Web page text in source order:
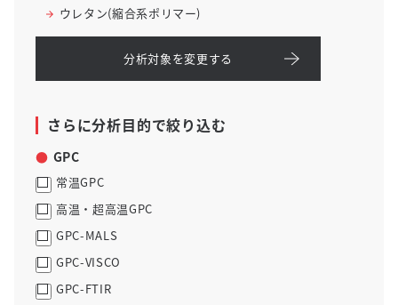
ウレタン(縮合系ポリマー)
分析対象を変更する
さらに分析目的で絞り込む
GPC
常温GPC
高温・超高温GPC
GPC-MALS
GPC-VISCO
GPC-FTIR